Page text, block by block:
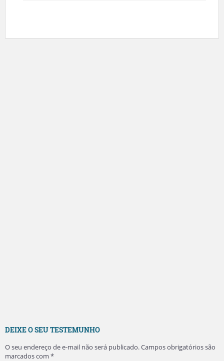
DEIXE O SEU TESTEMUNHO
O seu endereço de e-mail não será publicado.Campos obrigatórios são
marcados com *